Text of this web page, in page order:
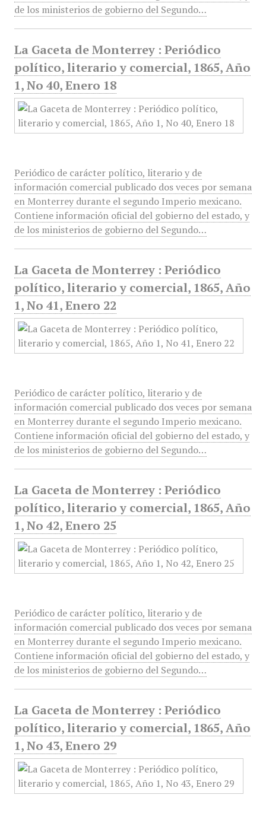
de los ministerios de gobierno del Segundo…
La Gaceta de Monterrey : Periódico
político, literario y comercial, 1865, Año
1, No 40, Enero 18
Periódico de carácter político, literario y de
información comercial publicado dos veces por semana
en Monterrey durante el segundo Imperio mexicano.
Contiene información oficial del gobierno del estado, y
de los ministerios de gobierno del Segundo…
La Gaceta de Monterrey : Periódico
político, literario y comercial, 1865, Año
1, No 41, Enero 22
Periódico de carácter político, literario y de
información comercial publicado dos veces por semana
en Monterrey durante el segundo Imperio mexicano.
Contiene información oficial del gobierno del estado, y
de los ministerios de gobierno del Segundo…
La Gaceta de Monterrey : Periódico
político, literario y comercial, 1865, Año
1, No 42, Enero 25
Periódico de carácter político, literario y de
información comercial publicado dos veces por semana
en Monterrey durante el segundo Imperio mexicano.
Contiene información oficial del gobierno del estado, y
de los ministerios de gobierno del Segundo…
La Gaceta de Monterrey : Periódico
político, literario y comercial, 1865, Año
1, No 43, Enero 29